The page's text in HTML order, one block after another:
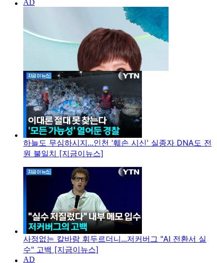
하늘도 무심하시지...인천 '훼손 시신' 실종자 DNA도 전
원 불일치 [지금이뉴스]
사정없는 칼바람 휘두르더니...저커버그 "AI 전환서 실
수" 고백 [지금이뉴스]